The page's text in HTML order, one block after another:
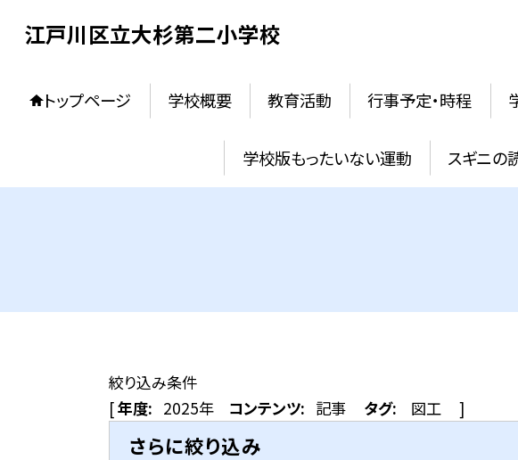
江戸川区立大杉第二小学校
トップページ 学校概要 教育活動 行事予定・時程
学校版もったいない運動 スギニの
絞り込み条件
[年度: 2025年 コンテンツ: 記事 タグ: 図工 ]
さらに絞り込み